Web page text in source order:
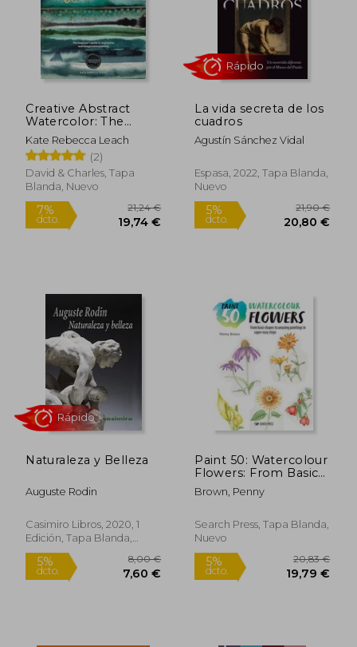
5%
dcto. 14,16 € dcto.
Creative Abstract
Watercolor: The
Beginner's Guide to
Expressive and
Imaginative Painting
(en Inglés)
Kate Rebecca Leach
(2)
David & Charles, Tapa
Blanda, Nuevo
7%
dcto. 19,74 €
La vida secreta de los
cuadros
Agustín Sánchez Vidal
Espasa, 2022, Tapa Blanda,
Nuevo
5%
dcto. 20,80
Rápido
Naturaleza y Belleza
Auguste Rodin
Casimiro Libros, 2020, 1
Edición, Tapa Blanda,
Nuevo
Paint 50: Watercolour
Flowers: From Basic
Shapes to Amazing
Paintings in Super-
Brown, Penny
Search Press, Tapa Blanda,
Nuevo